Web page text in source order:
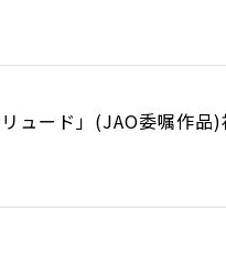
ュード」(JAO委嘱作品)